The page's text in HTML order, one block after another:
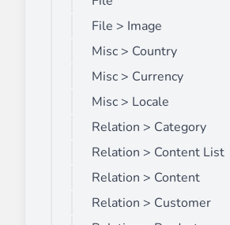
Customer Item
________
Saisissez toutes
⟶ découvrir
File > Image
Misc > Country
Misc > Currency
Misc > Locale
Relation > Category
Relation > Content List
Relation > Content
Relation > Customer